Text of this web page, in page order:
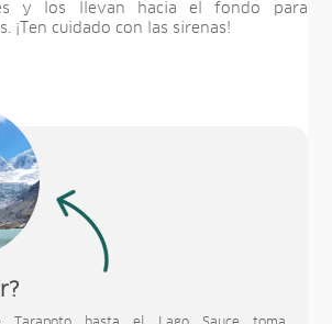
y los llevan hacia el fondo para
¡Ten cuidado con las sirenas!